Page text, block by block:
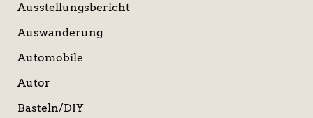
Ausstellungsbericht
Auswanderung
Automobile
Autor
Basteln/DIY